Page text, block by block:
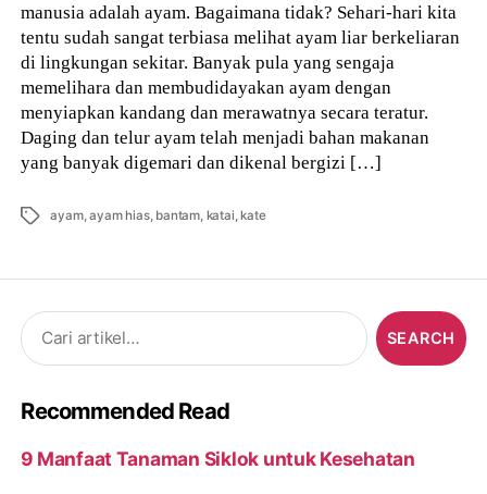
manusia adalah ayam. Bagaimana tidak? Sehari-hari kita
tentu sudah sangat terbiasa melihat ayam liar berkeliaran
di lingkungan sekitar. Banyak pula yang sengaja
memelihara dan membudidayakan ayam dengan
menyiapkan kandang dan merawatnya secara teratur.
Daging dan telur ayam telah menjadi bahan makanan
yang banyak digemari dan dikenal bergizi […]
Tags ayam,ayam hias, bantam, katai, kate
Search
for:
Recommended Read
9 Manfaat Tanaman Siklok untuk Kesehatan